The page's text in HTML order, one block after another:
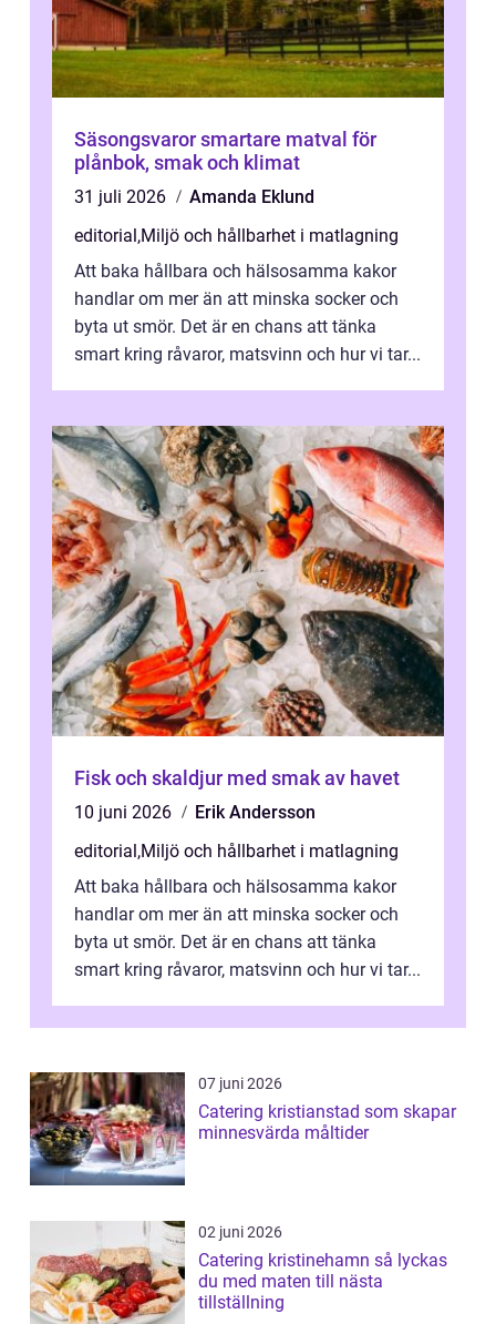
Säsongsvaror smartare matval för
plånbok, smak och klimat
31 juli 2026
Amanda Eklund
editorial,Miljö och hållbarhet i matlagning
Att baka hållbara och hälsosamma kakor
handlar om mer än att minska socker och
byta ut smör. Det är en chans att tänka
smart kring råvaror, matsvinn och hur vi tar...
Fisk och skaldjur med smak av havet
10 juni 2026
Erik Andersson
editorial,Miljö och hållbarhet i matlagning
Att baka hållbara och hälsosamma kakor
handlar om mer än att minska socker och
byta ut smör. Det är en chans att tänka
smart kring råvaror, matsvinn och hur vi tar...
07 juni 2026
Catering kristianstad som skapar
minnesvärda måltider
02 juni 2026
Catering kristinehamn så lyckas
du med maten till nästa
tillställning